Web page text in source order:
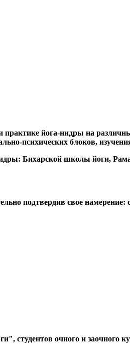
йога-нидры на
психических блоков,
Бихарской школы йоги,
подтвердив свое намерение:
студентов очного и заочного